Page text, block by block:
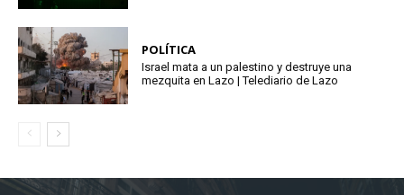
POLÍTICA
Israel mata a un palestino y destruye una
mezquita en Lazo | Telediario de Lazo